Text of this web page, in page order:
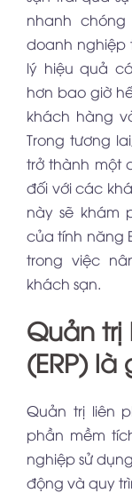
nhanh
doanh nghiệp
lý hiệu quả
hơn bao giờ
khách hàng
Trong tương
trở thành một
đối với các
này sẽ khám
của tính năng
trong việc
khách sạn.
Quản
(ERP) là
Quản trị liên
phần mềm
nghiệp sử
động và quy